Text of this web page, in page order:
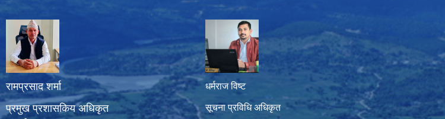
रामप्रसाद शर्मा
प्रमुख प्रशासकिय अधिकृत
धर्मराज विष्ट
सूचना प्रविधि अधिकृत